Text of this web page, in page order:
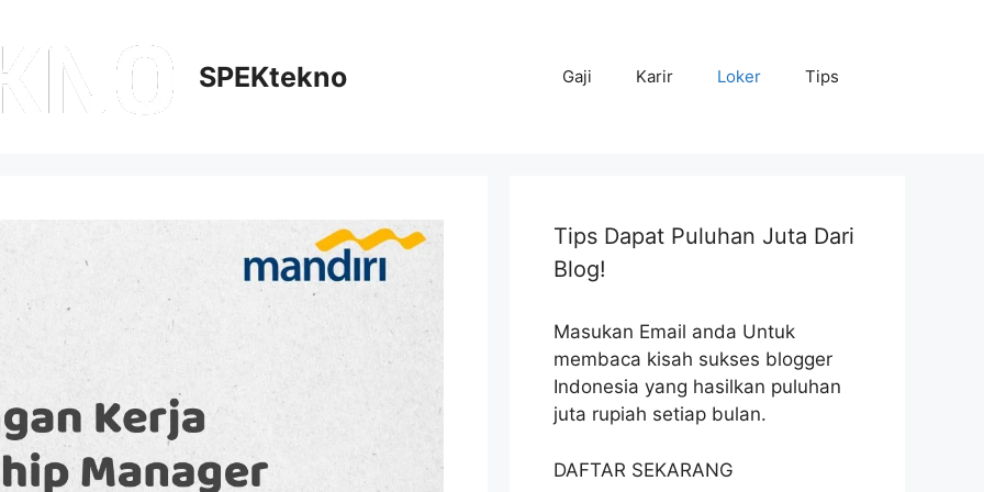
SPEKtekno Gaji Karir Loker Tips
Tips Dapat Puluhan Juta Dari
Blog!
Masukan Email anda Untuk
membaca kisah sukses blogger
Indonesia yang hasilkan puluhan
juta rupiah setiap bulan.
DAFTAR SEKARANG